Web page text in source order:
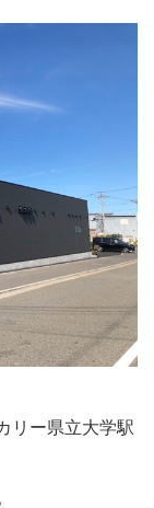
リー県立大学駅